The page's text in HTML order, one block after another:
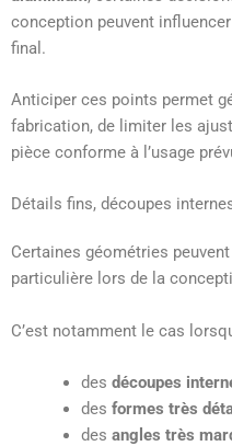
conception peuvent
final.
Anticiper ces points permet
fabrication, de limiter les
pièce conforme à l’usage
Détails fins, découpes
Certaines géométries
particulière lors de la
C’est notamment le cas
des découpes
des formes très
des angles très